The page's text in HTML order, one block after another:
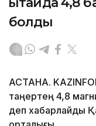
болды
АСТАНА.
таңертең 4,8
деп хабарлайды